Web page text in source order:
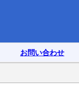
お問い合わせ